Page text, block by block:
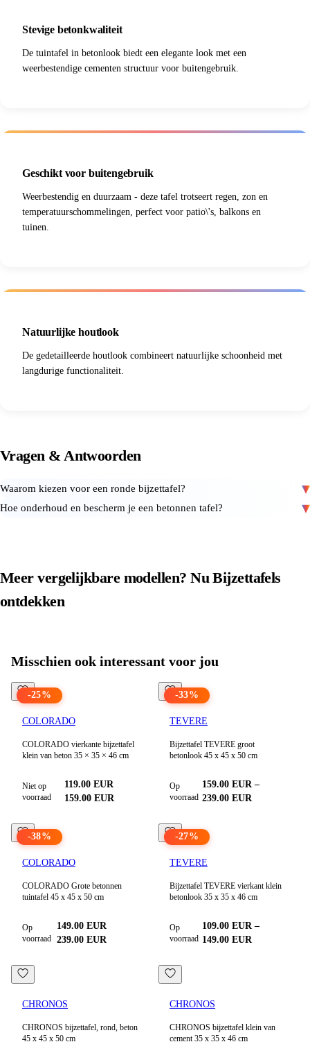
Stevige betonkwaliteit
De tuintafel in betonlook biedt een elegante look met een
weerbestendige cementen structuur voor buitengebruik.
Geschikt voor buitengebruik
Weerbestendig en duurzaam - deze tafel trotseert regen, zon en
temperatuurschommelingen, perfect voor patio\'s, balkons en
tuinen.
Natuurlijke houtlook
De gedetailleerde houtlook combineert natuurlijke schoonheid met
langdurige functionaliteit.
Vragen&Antwoorden
Waarom kiezen voor een ronde bijzettafel?
Hoe onderhoud en bescherm je een betonnen tafel?
Meer vergelijkbare modellen? NuBijzettafels
ontdekken
Misschien ook interessant voor jou
-25%
COLORADO
COLORADO vierkante bijzettafel
klein van beton 35 × 35 × 46 cm
Niet op
voorraad
119.00 EUR
159.00 EUR
-33%
TEVERE
Bijzettafel TEVERE groot
betonlook 45 x 45 x 50 cm
Op
voorraad
159.00 EUR –
239.00 EUR
-38%
COLORADO
COLORADO Grote betonnen
tuintafel 45 x 45 x 50 cm
Op
voorraad
149.00 EUR
239.00 EUR
-27%
TEVERE
Bijzettafel TEVERE vierkant klein
betonlook 35 x 35 x 46 cm
Op
voorraad
109.00 EUR –
149.00 EUR
CHRONOS
CHRONOS bijzettafel, rond, beton
45 x 45 x 50 cm
CHRONOS
CHRONOS bijzettafel klein van
cement 35 x 35 x 46 cm